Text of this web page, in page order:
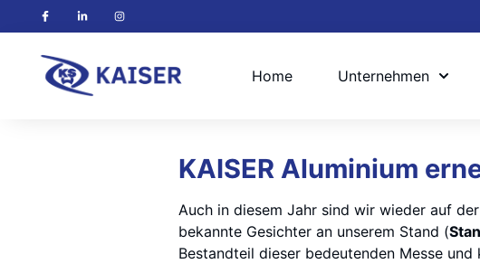
Home Unternehmen
KAISER Aluminium
Auch in diesem Jahr sind wir wieder auf der
bekannte Gesichter an unserem Stand (
Bestandteil dieser bedeutenden Messe